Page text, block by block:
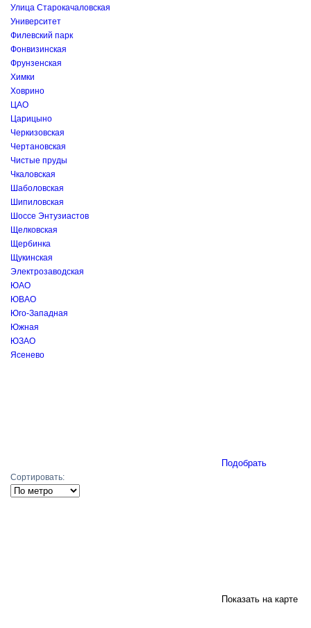
Улица Старокачаловская
Университет
Филевский парк
Фонвизинская
Фрунзенская
Химки
Ховрино
ЦАО
Царицыно
Черкизовская
Чертановская
Чистые пруды
Чкаловская
Шаболовская
Шипиловская
Шоссе Энтузиастов
Щелковская
Щербинка
Щукинская
Электрозаводская
ЮАО
ЮВАО
Юго-Западная
Южная
ЮЗАО
Ясенево
Подобрать
Сортировать:
Показать на карте